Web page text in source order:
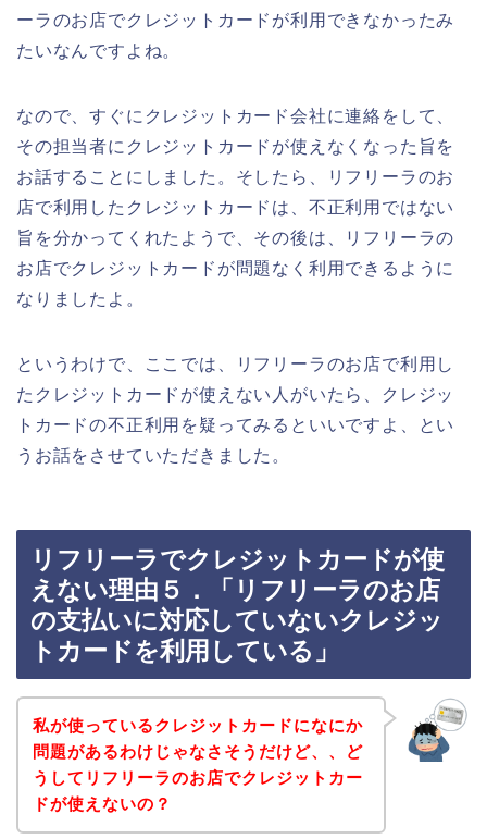
ーラのお店でクレジットカードが利用できなかったみ
たいなんですよね。
なので、すぐにクレジットカード会社に連絡をして、
その担当者にクレジットカードが使えなくなった旨を
お話することにしました。そしたら、リフリーラのお
店で利用したクレジットカードは、不正利用ではない
旨を分かってくれたようで、その後は、リフリーラの
お店でクレジットカードが問題なく利用できるように
なりましたよ。
というわけで、ここでは、リフリーラのお店で利用し
たクレジットカードが使えない人がいたら、クレジッ
トカードの不正利用を疑ってみるといいですよ、とい
うお話をさせていただきました。
リフリーラでクレジットカードが使
えない理由５．「リフリーラのお店
の支払いに対応していないクレジッ
トカードを利用している」
私が使っているクレジットカードになにか
問題があるわけじゃなさそうだけど、、ど
うしてリフリーラのお店でクレジットカー
ドが使えないの？